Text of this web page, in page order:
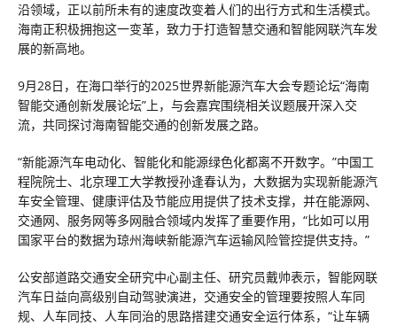
沿领域，正以前所未有的速度改变着人们的出行方式和生活模式。
海南正积极拥抱这一变革，致力于打造智慧交通和智能网联汽车发
展的新高地。
9月28日，在海口举行的2025世界新能源汽车大会专题论坛“海南
智能交通创新发展论坛”上，与会嘉宾围绕相关议题展开深入交
流，共同探讨海南智能交通的创新发展之路。
“新能源汽车电动化、智能化和能源绿色化都离不开数字。”中国工
程院院士、北京理工大学教授孙逢春认为，大数据为实现新能源汽
车安全管理、健康评估及节能应用提供了技术支撑，并在能源网、
交通网、服务网等多网融合领域内发挥了重要作用，“比如可以用
国家平台的数据为琼州海峡新能源汽车运输风险管控提供支持。”
公安部道路交通安全研究中心副主任、研究员戴帅表示，智能网联
汽车日益向高级别自动驾驶演进，交通安全的管理要按照人车同
规、人车同技、人车同治的思路搭建交通安全运行体系，“让车辆